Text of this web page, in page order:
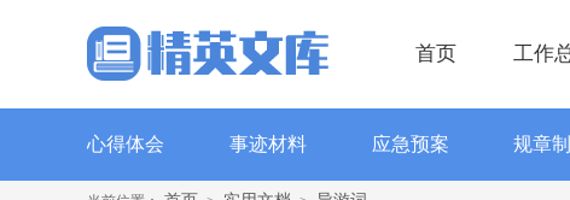
首页 工作
心得体会 事迹材料 应急预案 规章